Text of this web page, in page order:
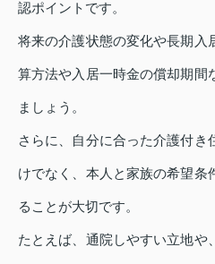
認ポイントです。
将来の介護状態の変化や長期入
算方法や入居一時金の償却期間
ましょう。
さらに、自分に合った介護付き
けでなく、本人と家族の希望条
ることが大切です。
たとえば、通院しやすい立地や